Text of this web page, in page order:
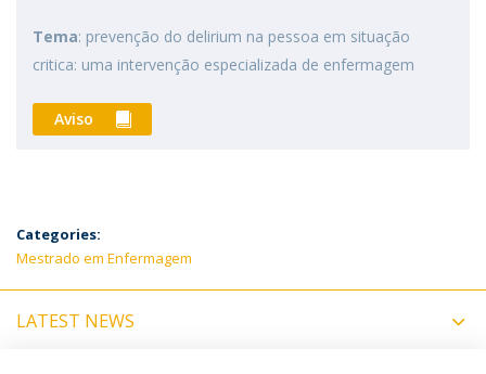
Tema: prevenção do delirium na pessoa em situação
critica: uma intervenção especializada de enfermagem
Aviso
Categories:
Mestrado em Enfermagem
LATEST NEWS